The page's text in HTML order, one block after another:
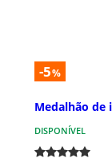
-5%
Medalhão de
DISPONÍVEL